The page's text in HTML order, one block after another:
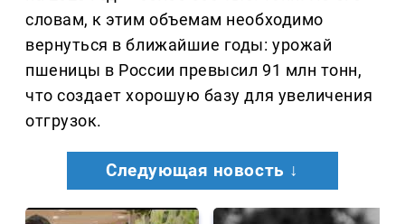
словам, к этим объемам необходимо
вернуться в ближайшие годы: урожай
пшеницы в России превысил 91 млн тонн,
что создает хорошую базу для увеличения
отгрузок.
Следующая новость ↓